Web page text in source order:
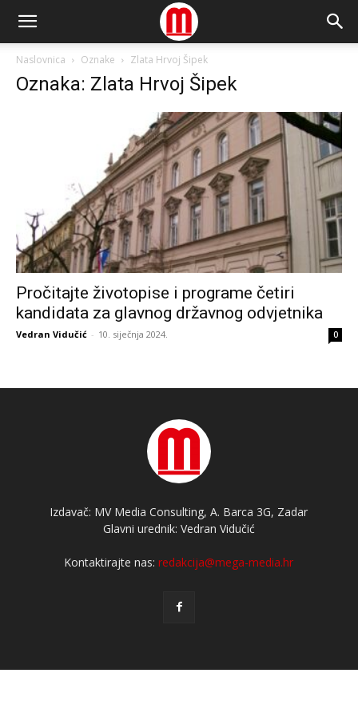
Naslovnica Oznake Zlata Hrvoj Šipek
Oznaka: Zlata Hrvoj Šipek
Pročitajte životopise i programe četiri
kandidata za glavnog državnog odvjetnika
Vedran Vidučić - 10. siječnja 2024. 0
Izdavač: MV Media Consulting, A. Barca 3G, Zadar
Glavni urednik: Vedran Vidučić
Kontaktirajte nas:redakcija@mega-media.hr